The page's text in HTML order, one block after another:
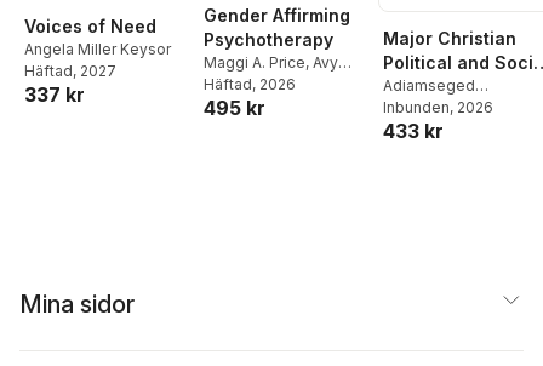
Voices of Need
Angela Miller Keysor
Häftad, 2027
337 kr
Gender Affirming
Psychotherapy
Maggi A. Price, Avy
Skolnik
Häftad, 2026
495 kr
Major Christian
Political and
Roles / The
Responsibility of
the State and the
Adiamseged
Woldemariam
Inbunden, 2026
433 kr
Mina sidor